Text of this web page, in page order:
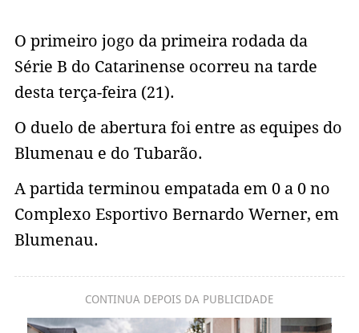
O primeiro jogo da primeira rodada da
Série B do Catarinense ocorreu na tarde
desta terça-feira (21).
O duelo de abertura foi entre as equipes do
Blumenau e do Tubarão.
A partida terminou empatada em 0 a 0 no
Complexo Esportivo Bernardo Werner, em
Blumenau.
CONTINUA DEPOIS DA PUBLICIDADE